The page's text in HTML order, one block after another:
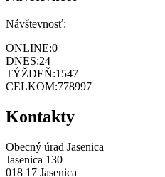
Návštevnosť:
ONLINE:0
DNES:24
TÝŽDEŇ:1547
CELKOM:778997
Kontakty
Obecný úrad Jasenica
Jasenica 130
018 17 Jasenica